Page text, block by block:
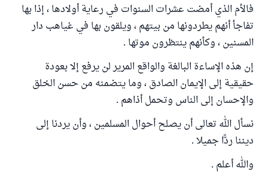
فالأم الذي أمضت عشرات السنوات في رعاية أولادها ، إذا بها
تفاجأ أنهم يطردونها من بيتهم ، ويلقون بها في غياهب دار
المسنين ، وكأنهم ينتظرون موتها .
إن هذه الإساءة البالغة والواقع المرير لن يرفع إلا بعودة
حقيقية إلى الإيمان الصادق ، وما يتضمنه من حسن الخلق
والإحسان إلى الناس وتحمل أذاهم .
نسأل الله تعالى أن يصلح أحوال المسلمين ، وأن يردنا إلى
ديننا ردًّا جميلا .
والله أعلم .